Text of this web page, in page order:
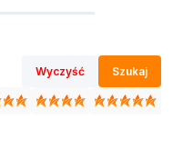
Wyczyść Szukaj